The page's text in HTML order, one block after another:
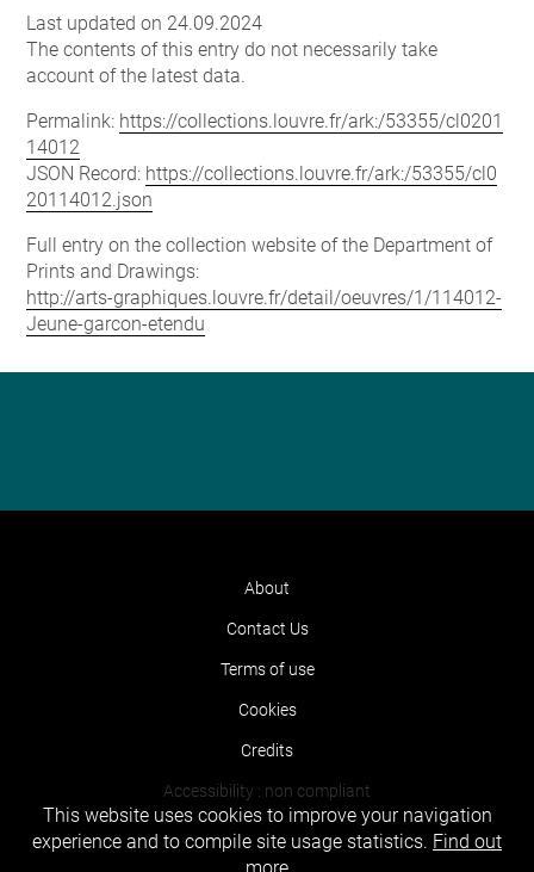
Last updated on 24.09.2024
The contents of this entry do not necessarily take
account of the latest data.
Permalink: https://collections.louvre.fr/ark:/53355/cl0201
14012
JSON Record: https://collections.louvre.fr/ark:/53355/cl0
20114012.json
Full entry on the collection website of the Department of
Prints and Drawings:
http://arts-graphiques.louvre.fr/detail/oeuvres/1/114012-
Jeune-garcon-etendu
About
Contact Us
Terms of use
Cookies
Credits
Accessibility : non compliant
This website uses cookies to improve your navigation
experience and to compile site usage statistics. Find out